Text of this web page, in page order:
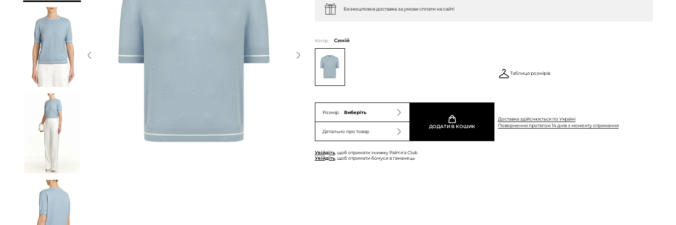
Безкоштовна доставка за умови сплати на сайті
Колір: Синій
Таблиця розмірів
Розмір: Виберіть
Детально про товар
ДОДАТИ В КОШИК
Доставка здійснюється по Україні
Повернення протягом 14 днів з моменту отримання
Увійдіть, щоб отримати знижку Palmira Club
Увійдіть, щоб отримати бонуси в гаманець